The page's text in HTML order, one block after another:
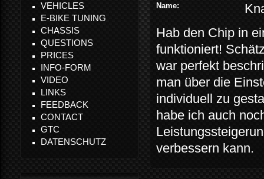
Name:
Hab den Chip in
funktioniert!
war perfekt
man über die
individuell zu
habe ich auch
verbessern kann.
VEHICLES
E-BIKE TUNING
CHASSIS
QUESTIONS
PRICES
INFO-FORM
VIDEO
LINKS
FEEDBACK
CONTACT
GTC
DATENSCHUTZ